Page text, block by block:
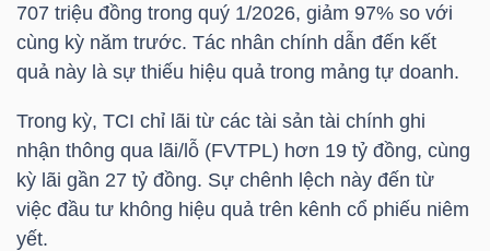
707 triệu đồng trong quý 1/2026, giảm 97% so với
cùng kỳ năm trước. Tác nhân chính dẫn đến kết
quả này là sự thiếu hiệu quả trong mảng tự doanh.
Trong kỳ, TCI chỉ lãi từ các tài sản tài chính ghi
nhận thông qua lãi/lỗ (FVTPL) hơn 19 tỷ đồng, cùng
kỳ lãi gần 27 tỷ đồng. Sự chênh lệch này đến từ
việc đầu tư không hiệu quả trên kênh cổ phiếu niêm
yết.
CỔ
PHÁI
SINH